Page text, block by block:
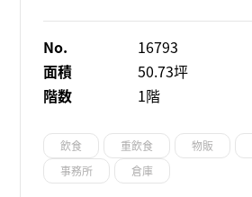
No.
16793
面積
50.73坪
階数
1階
飲食 重飲食 物販
事務所
倉庫